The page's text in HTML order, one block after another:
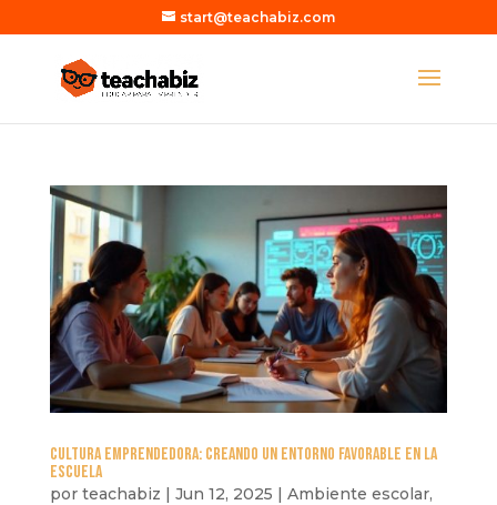
start@teachabiz.com
Cultura emprendedora: Creando un entorno favorable en la
escuela
por teachabiz | Jun 12, 2025 | Ambiente escolar,